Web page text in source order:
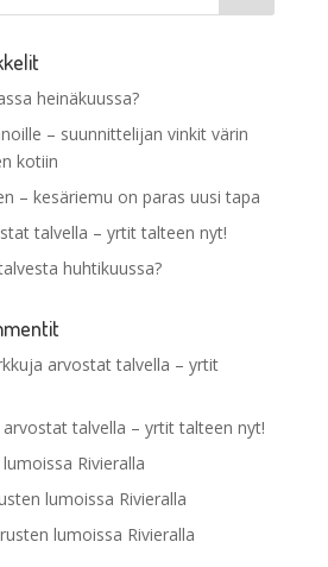
heinäkuussa?
– suunnittelijan vinkit värin
kotiin
– kesäriemu on paras uusi tapa
talvella – yrtit talteen nyt!
huhtikuussa?
arvostat talvella – yrtit
talvella – yrtit talteen nyt!
Rivieralla
lumoissa Rivieralla
lumoissa Rivieralla